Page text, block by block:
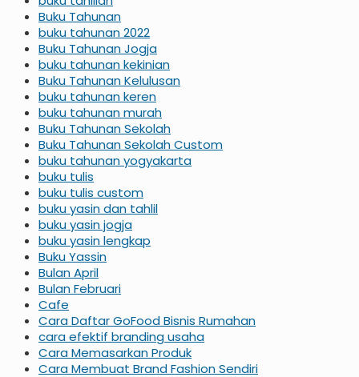
Buku Tahunan
buku tahunan 2022
Buku Tahunan Jogja
buku tahunan kekinian
Buku Tahunan Kelulusan
buku tahunan keren
buku tahunan murah
Buku Tahunan Sekolah
Buku Tahunan Sekolah Custom
buku tahunan yogyakarta
buku tulis
buku tulis custom
buku yasin dan tahlil
buku yasin jogja
buku yasin lengkap
Buku Yassin
Bulan April
Bulan Februari
Cafe
Cara Daftar GoFood Bisnis Rumahan
cara efektif branding usaha
Cara Memasarkan Produk
Cara Membuat Brand Fashion Sendiri